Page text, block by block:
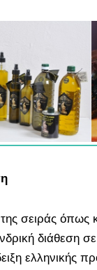
σειράς όπως
διάθεση
ελληνικής